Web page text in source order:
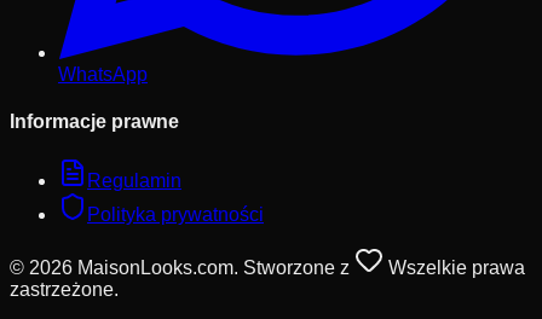
WhatsApp
Informacje prawne
Regulamin
Polityka prywatności
© 2026 MaisonLooks.com. Stworzone z
Wszelkie prawa
zastrzeżone.